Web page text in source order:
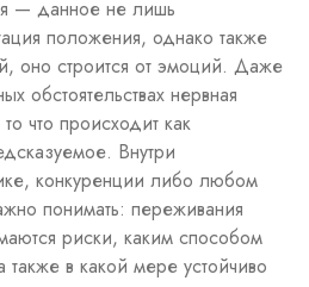
— данное не лишь
положения, однако также
оно строится от эмоций. Даже
обстоятельствах нервная
что происходит как
Внутри
конкуренции либо любом
понимать: переживания
риски, каким способом
в какой мере устойчиво